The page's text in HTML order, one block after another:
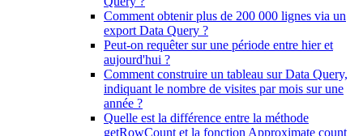
Comment obtenir plus de 200 000 lignes via un
export Data Query ?
Peut-on requêter sur une période entre hier et
aujourd'hui ?
Comment construire un tableau sur Data Query,
indiquant le nombre de visites par mois sur une
année ?
Quelle est la différence entre la méthode
getRowCount et la fonction Approximate count